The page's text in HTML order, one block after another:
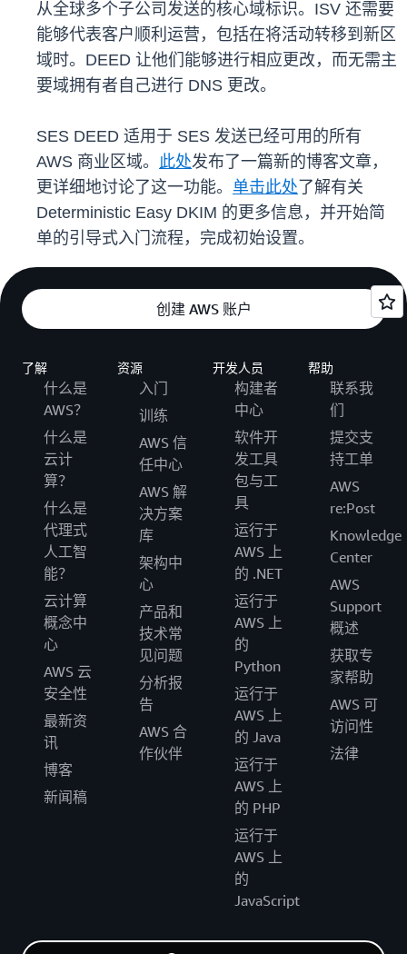
从全球多个子公司发送的核心域标识。ISV 还需要
能够代表客户顺利运营，包括在将活动转移到新区
域时。DEED 让他们能够进行相应更改，而无需主
要域拥有者自己进行 DNS 更改。
SES DEED 适用于 SES 发送已经可用的所有
AWS 商业区域。 此处发布了一篇新的博客文章，
更详细地讨论了这一功能。 单击此处 了解有关
Deterministic Easy DKIM 的更多信息，并开始简
单的引导式入门流程，完成初始设置。
创建 AWS 账户
了解
什么是
AWS？
什么是
云计
算？
什么是
代理式
人工智
能？
云计算
概念中
心
AWS 云
安全性
最新资
讯
博客
新闻稿
资源
入门
训练
AWS 信
任中心
AWS 解
决方案
库
架构中
心
产品和
技术常
见问题
分析报
告
AWS 合
作伙伴
开发人员
构建者
中心
软件开
发工具
包与工
具
运行于
AWS 上
的 .NET
运行于
AWS 上
的
Python
运行于
AWS 上
的 Java
运行于
AWS 上
的 PHP
运行于
AWS 上
的
JavaScript
帮助
联系我
们
提交支
持工单
AWS
re:Post
Knowledge
Center
AWS
Support
概述
获取专
家帮助
AWS 可
访问性
法律